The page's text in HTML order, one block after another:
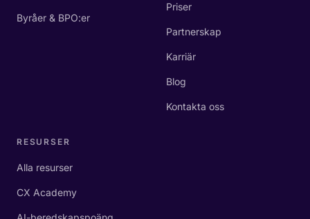
Byråer & BPO:er
Priser
Partnerskap
Karriär
Blog
Kontakta oss
RESURSER
Alla resurser
CX Academy